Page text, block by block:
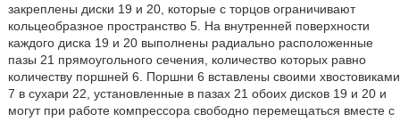
закреплены диски 19 и 20, которые с торцов ограничивают
кольцеобразное пространство 5. На внутренней поверхности
каждого диска 19 и 20 выполнены радиально расположенные
пазы 21 прямоугольного сечения, количество которых равно
количеству поршней 6. Поршни 6 вставлены своими хвостовиками
7 в сухари 22, установленные в пазах 21 обоих дисков 19 и 20 и
могут при работе компрессора свободно перемещаться вместе с